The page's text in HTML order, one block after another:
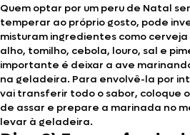
Quem optar por um peru de Natal
temperar ao próprio gosto, pode
misturam ingredientes como cerveja
alho, tomilho, cebola, louro, sal e
importante é deixar a ave
na geladeira. Para envolvê-la por
vai transferir todo o sabor, coloque
de assar e prepare a marinada no
levar à geladeira.